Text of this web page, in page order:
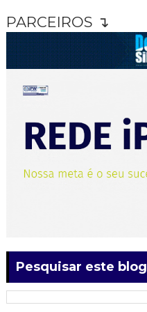
PARCEIROS ↴
Pesquisar este blog